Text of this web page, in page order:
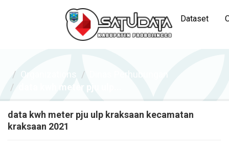
Dataset
data kwh meter pju ulp kraksaan kecamatan
kraksaan 2021